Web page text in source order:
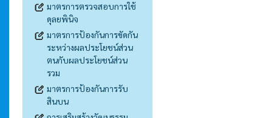
มาตรการตรวจสอบการใช้
ดุลยพินิจ
มาตรการป้องกันการขัดกัน
ระหว่างผลประโยชน์ส่วน
ตนกับผลประโยชน์ส่วน
รวม
มาตรการป้องกันการรับ
สินบน